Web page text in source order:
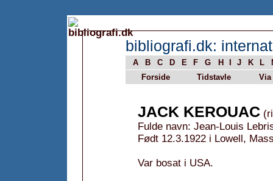
bibliografi.dk:
A B C D E F G H J K L
Forside
Tidstavle Via
JACK KEROUAC
Fulde navn: Jean-Louis
Født 12.3.1922 i Lowell,
Var bosat i USA.